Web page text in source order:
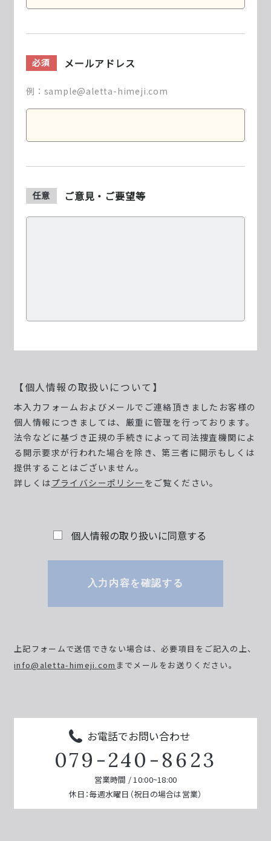
必須 メールアドレス
例：sample@aletta-himeji.com
任意 ご意見・ご要望等
【個人情報の取扱いについて】
本入力フォームおよびメールでご連絡頂きましたお客様の
個人情報につきましては、厳重に管理を行っております。
法令などに基づき正規の手続きによって司法捜査機関によ
る開示要求が行われた場合を除き、第三者に開示もしくは
提供することはございません。
詳しくはプライバシーポリシー をご覧ください。
個人情報の取り扱いに同意する
入力内容を確認する
上記フォームで送信できない場合は、必要項目をご記入の上、
info@aletta-himeji.com までメールをお送りください。
お電話でお問い合わせ
079-240-8623
営業時間 / 10:00~18:00
休日：毎週水曜日（祝日の場合は営業）